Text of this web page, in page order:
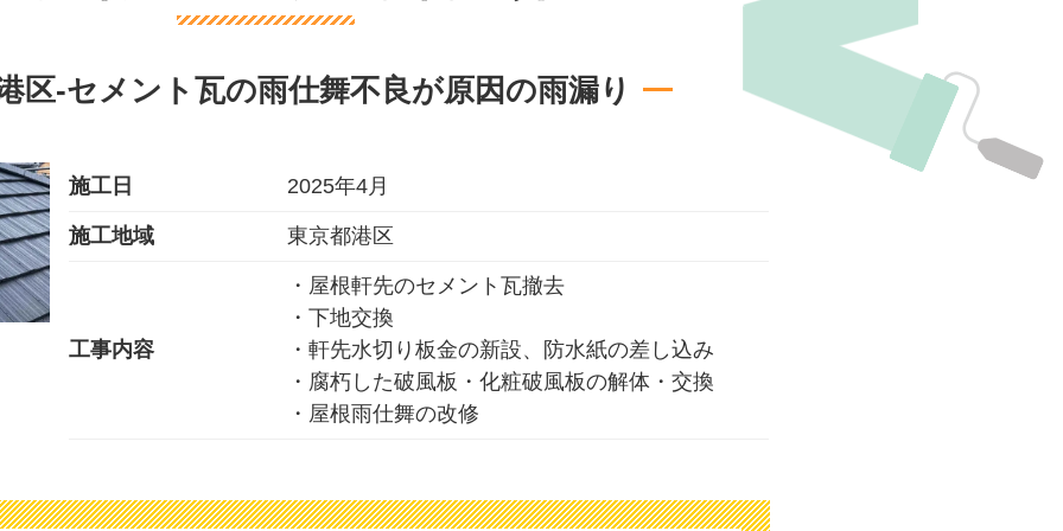
区-セメント瓦の雨仕舞不良が原因の雨漏り
施工日 2025年4月
施工地域 東京都港区
工事内容
・屋根軒先のセメント瓦撤去
・下地交換
・軒先水切り板金の新設、防水紙の差し込み
・腐朽した破風板・化粧破風板の解体・交換
・屋根雨仕舞の改修